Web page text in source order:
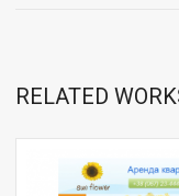
RELATED